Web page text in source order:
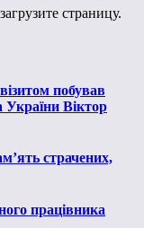
страницу.
побував
України Віктор
страчених,
працівника